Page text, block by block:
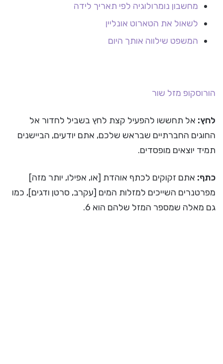
מחשבון נומרולוגיה לפי תאריך לידה
לשאול את הטארוט אונליין
המשפט שילווה אותך היום
הורוסקופ מזל שור
לחץ: אל תחששו להפעיל קצת לחץ בשביל לחדור אל
החוגים החברתיים שבראש שלכם, אתם יודעים, הביישנים
תמיד יוצאים מופסדים.
כתף: אתם זקוקים לכתף אוהדת [או, אפילו, יותר מזה]
מפרטנרים השייכים למזלות המים [עקרב, סרטן ודגים], כמו
גם מאלה שמספר המזל שלהם הוא 6.